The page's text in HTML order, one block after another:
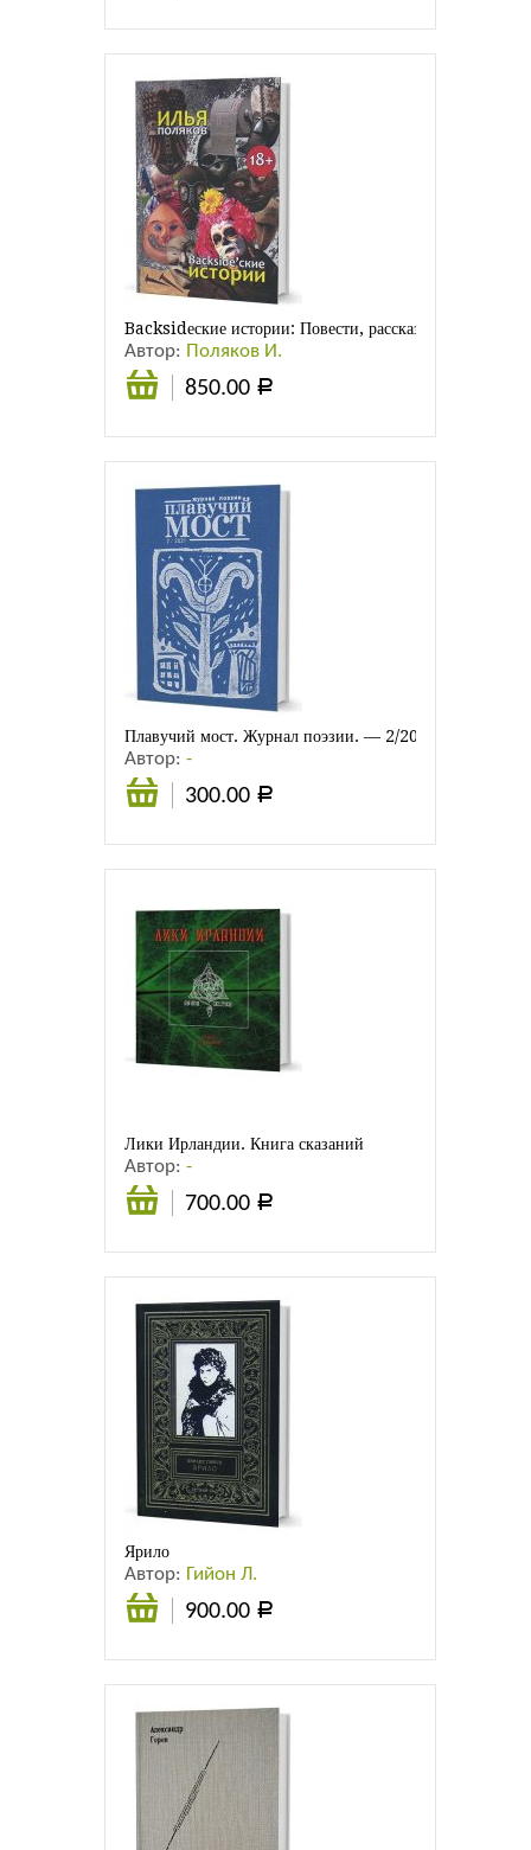
Backsidеские истории: Повести, рассказы, эссе
Автор: Поляков И.
850.00 Р
Плавучий мост. Журнал поэзии. — 2/2021
Автор:-
300.00 Р
Лики Ирландии. Книга сказаний
Автор:-
700.00 Р
Ярило
Автор: Гийон Л.
900.00 Р